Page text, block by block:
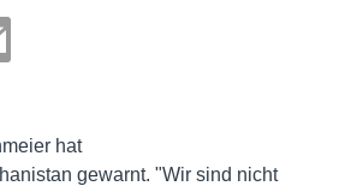
hat
gewarnt. "Wir sind nicht